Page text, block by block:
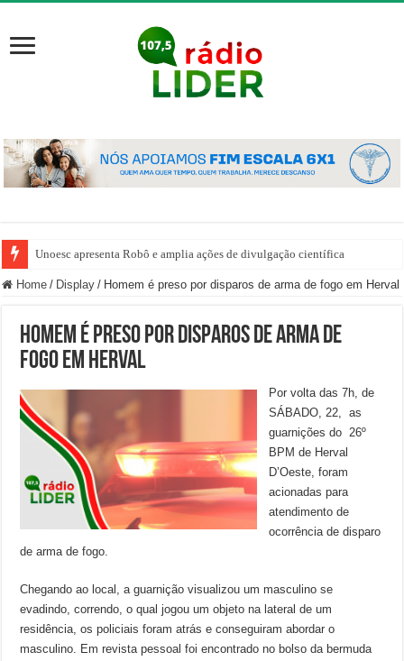
Unoesc apresenta Robô e amplia ações de divulgação científica
Home / Display / Homem é preso por disparos de arma de fogo em Herval
Homem é preso por disparos de arma de
fogo em Herval
Por volta das 7h, de
SÁBADO, 22, as
guarnições do 26º
BPM de Herval
D’Oeste, foram
acionadas para
atendimento de
ocorrência de disparo
de arma de fogo.
Chegando ao local, a guarnição visualizou um masculino se
evadindo, correndo, o qual jogou um objeto na lateral de um
residência, os policiais foram atrás e conseguiram abordar o
masculino. Em revista pessoal foi encontrado no bolso da bermuda